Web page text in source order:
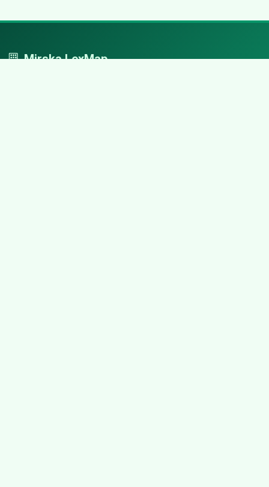
Mirska LexMap